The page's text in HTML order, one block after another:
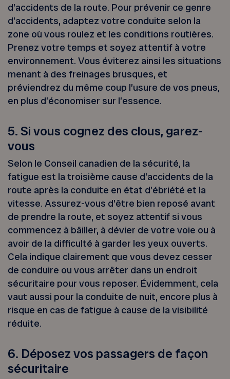
d’accidents de la route. Pour prévenir ce genre
d’accidents, adaptez votre conduite selon la
zone où vous roulez et les conditions routières.
Prenez votre temps et soyez attentif à votre
environnement. Vous éviterez ainsi les situations
menant à des freinages brusques, et
préviendrez du même coup l’usure de vos pneus,
en plus d’économiser sur l’essence.
5. Si vous cognez des clous, garez-
vous
Selon le Conseil canadien de la sécurité, la
fatigue est la troisième cause d’accidents de la
route après la conduite en état d’ébriété et la
vitesse. Assurez-vous d’être bien reposé avant
de prendre la route, et soyez attentif si vous
commencez à bâiller, à dévier de votre voie ou à
avoir de la difficulté à garder les yeux ouverts.
Cela indique clairement que vous devez cesser
de conduire ou vous arrêter dans un endroit
sécuritaire pour vous reposer. Évidemment, cela
vaut aussi pour la conduite de nuit, encore plus à
risque en cas de fatigue à cause de la visibilité
réduite.
6. Déposez vos passagers de façon
sécuritaire